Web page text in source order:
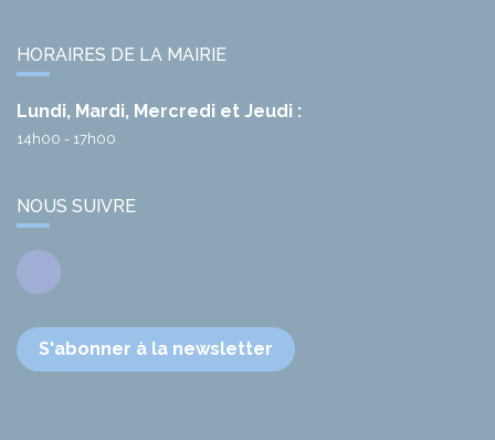
HORAIRES DE LA MAIRIE
Lundi, Mardi, Mercredi et Jeudi :
14h00 - 17h00
NOUS SUIVRE
Facebook
S'abonner à la newsletter